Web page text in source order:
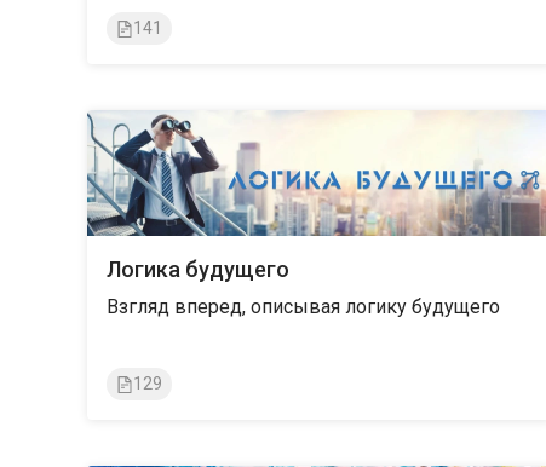
141
Логика будущего
Взгляд вперед, описывая логику будущего
129